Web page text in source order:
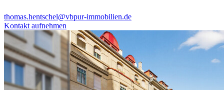
thomas.hentschel@vbpur-immobilien.de
Kontakt aufnehmen